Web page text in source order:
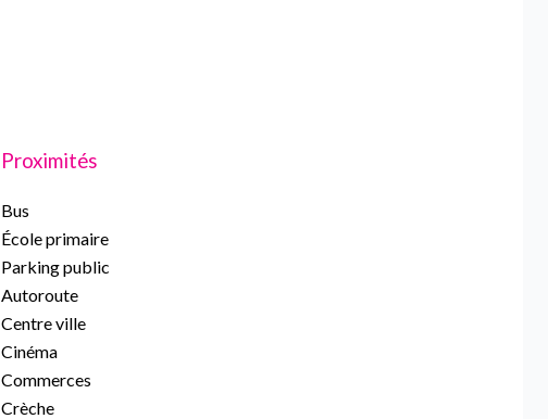
Proximités
Bus
École primaire
Parking public
Autoroute
Centre ville
Cinéma
Commerces
Crèche